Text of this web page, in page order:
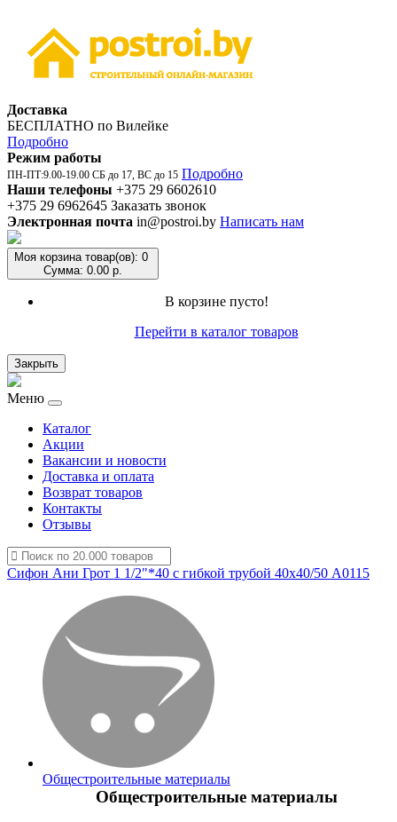
Доставка
БЕСПЛАТНО по Вилейке
Подробно
Режим работы
ПН-ПТ:9.00-19.00 СБ до 17, ВС до 15 Подробно
Наши телефоны +375 29 6602610
+375 29 6962645 Заказать звонок
Электронная почта in@postroi.by Написать нам
Моя корзина товар(ов): 0
Сумма: 0.00 р.
В корзине пусто!
Перейти в каталог товаров
Закрыть
Меню
Каталог
Акции
Вакансии и новости
Доставка и оплата
Возврат товаров
Контакты
Отзывы
Сифон Ани Грот 1 1/2"*40 с гибкой трубой 40х40/50 А0115
Общестроительные материалы
Общестроительные материалы